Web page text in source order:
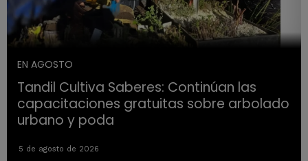
EN AGOSTO
Tandil Cultiva Saberes: Continúan las
capacitaciones gratuitas sobre arbolado
urbano y poda
5 de agosto de 2026